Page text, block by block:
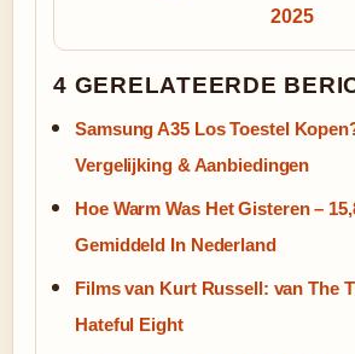
2025
4 GERELATEERDE
Samsung A35 Los Toestel
Vergelijking & Aanbiedingen
Hoe Warm Was Het Gisteren –
Gemiddeld In Nederland
Films van Kurt Russell: van The
Hateful Eight